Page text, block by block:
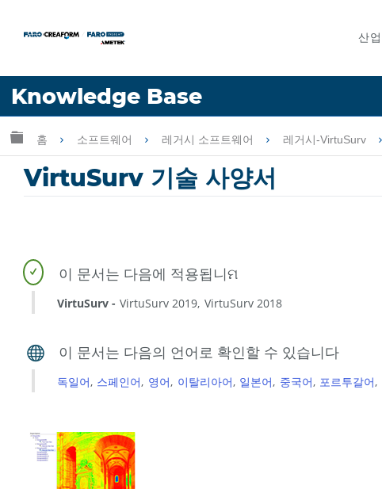
산업
Knowledge Base
언어
글로벌 계층 확장/축소
홈 소프트웨어 레거시 소프트웨어 레거시-VirtuSurv
VirtuSurv 기술 사양서
VirtuSurv VirtuSurv 2019 VirtuSurv 2018
독일어 스페인어 영어 이탈리아어 일본어 중국어 포르투갈어